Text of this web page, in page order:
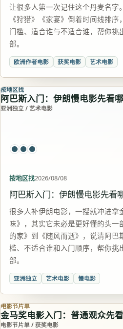
让很多人第一次记住这个丹麦名字
《狩猎》《家宴》倒着时间线排
门槛、适合谁与不适合谁，帮你挑
部。
欧洲作者电影 获奖电影 艺术电影
按地区找
阿巴斯入门：伊朗慢电影先看
亚洲独立 / 艺术电影
按地区找2026/08/08
阿巴斯入门：伊朗慢电影先看
很多人补伊朗电影，一搜就冲进拿
味》，其实它未必是更好懂的头一
的家》到《随风而逝》，说清阿巴
槛、不适合谁和入门顺序，帮你挑
部。
亚洲独立 艺术电影 慢电影
电影节片单
金马奖电影入门：普通观众先
电影节片单 / 获奖电影